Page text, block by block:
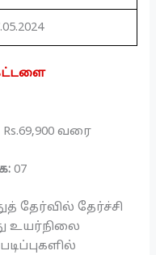
வரை
07
தேர்வில் தேர்ச்சி
உயர்நிலை